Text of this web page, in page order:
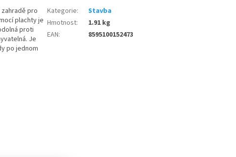
pro
plachty je
proti
Je
po jednom
Kategorie:
Stavba
Hmotnost:
1.91 kg
EAN: 8595100152473